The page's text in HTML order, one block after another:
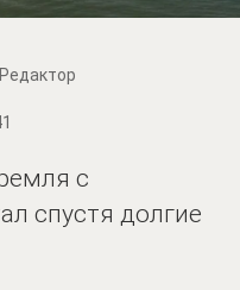
Редактор
с
спустя долгие